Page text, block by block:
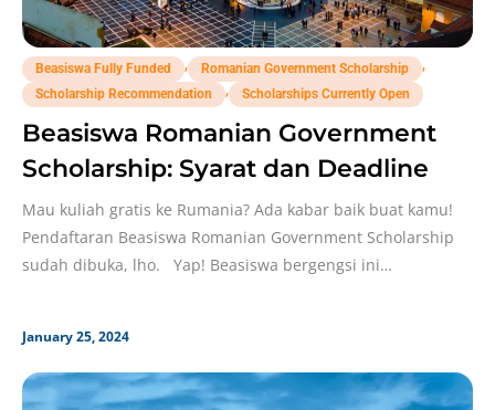
Beasiswa Fully Funded , Romanian Government Scholarship
,
Scholarship Recommendation
, Scholarships Currently Open
Beasiswa Romanian Government
Scholarship: Syarat dan Deadline
Mau kuliah gratis ke Rumania? Ada kabar baik buat kamu!
Pendaftaran Beasiswa Romanian Government Scholarship
sudah dibuka, lho. Yap! Beasiswa bergengsi ini
January 25, 2024